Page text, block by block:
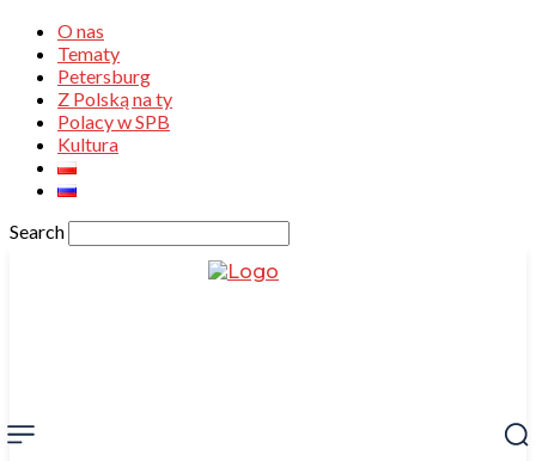
O nas
Tematy
Petersburg
Z Polską na ty
Polacy w SPB
Kultura
Search